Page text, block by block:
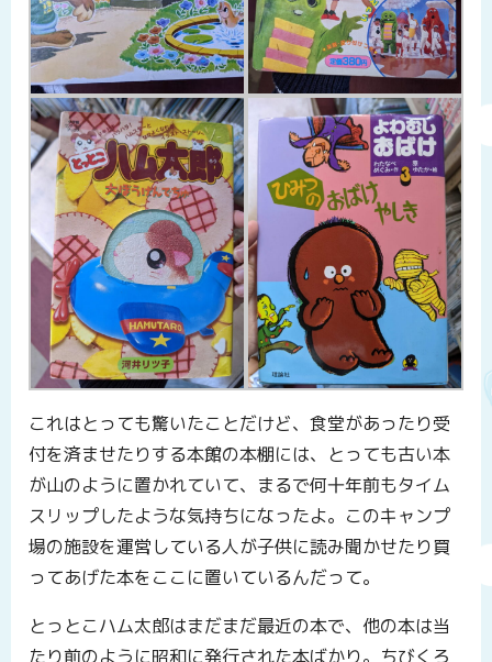
これはとっても驚いたことだけど、食堂があったり受
付を済ませたりする本館の本棚には、とっても古い本
が山のように置かれていて、まるで何十年前もタイム
スリップしたような気持ちになったよ。このキャンプ
場の施設を運営している人が子供に読み聞かせたり買
ってあげた本をここに置いているんだって。
とっとこハム太郎はまだまだ最近の本で、他の本は当
たり前のように昭和に発行された本ばかり。ちびくろ